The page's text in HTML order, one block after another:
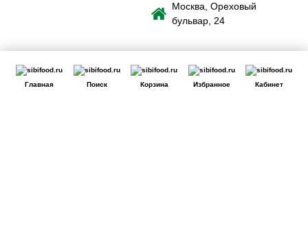
Главная Поиск Корзина Избранное Кабинет
Москва, Ореховый
бульвар, 24